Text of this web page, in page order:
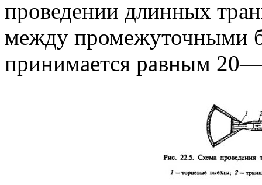
проведении длинных
между промежуточными
принимается равным